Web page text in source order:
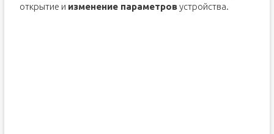
открытие и изменение параметровустройства.